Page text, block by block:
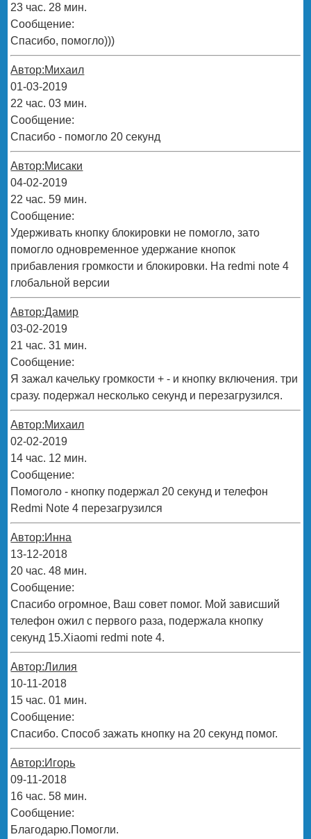
23 час. 28 мин.
Сообщение:
Спасибо, помогло)))
Автор:Михаил
01-03-2019
22 час. 03 мин.
Сообщение:
Спасибо - помогло 20 секунд
Автор:Мисаки
04-02-2019
22 час. 59 мин.
Сообщение:
Удерживать кнопку блокировки не помогло, зато
помогло одновременное удержание кнопок
прибавления громкости и блокировки. На redmi note 4
глобальной версии
Автор:Дамир
03-02-2019
21 час. 31 мин.
Сообщение:
Я зажал качельку громкости + - и кнопку включения. три
сразу. подержал несколько секунд и перезагрузился.
Автор:Михаил
02-02-2019
14 час. 12 мин.
Сообщение:
Помоголо - кнопку подержал 20 секунд и телефон
Redmi Note 4 перезагрузился
Автор:Инна
13-12-2018
20 час. 48 мин.
Сообщение:
Спасибо огромное, Ваш совет помог. Мой зависший
телефон ожил с первого раза, подержала кнопку
секунд 15.Xiaomi redmi note 4.
Автор:Лилия
10-11-2018
15 час. 01 мин.
Сообщение:
Спасибо. Способ зажать кнопку на 20 секунд помог.
Автор:Игорь
09-11-2018
16 час. 58 мин.
Сообщение:
Благодарю.Помогли.